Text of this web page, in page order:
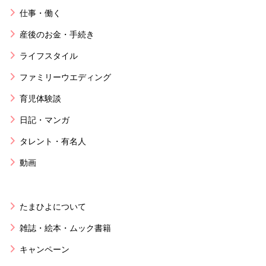
仕事・働く
産後のお金・手続き
ライフスタイル
ファミリーウエディング
育児体験談
日記・マンガ
タレント・有名人
動画
たまひよについて
雑誌・絵本・ムック書籍
キャンペーン